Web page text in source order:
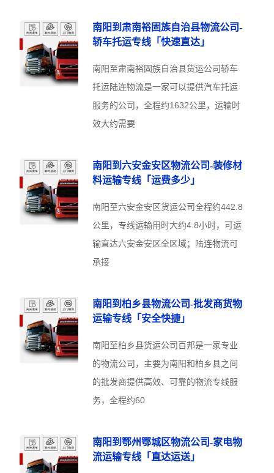
南阳到肃南裕固族自治县物流公司-
轿车托运专线「快速直达」
南阳至肃南裕固族自治县货运公司轿车
托运陆连物流是一家可以提供汽车托运
服务的公司，全程约1632公里，运输时
效大约需要
南阳到六安金安区物流公司-装修材
料运输专线「运费多少」
南阳至六安金安区货运公司全程约442.8
公里，专线运输用时大约4.8小时，可运
输直达六安金安区全区域；陆连物流可
承接
南阳到柏乡县物流公司-批发商货物
运输专线「安全快捷」
南阳至柏乡县货运公司百邦是一家专业
的物流公司，主要为南阳和柏乡县之间
的批发商提供高效、可靠的物流专线服
务，全程约60
南阳到鄂州鄂城区物流公司-家电物
流运输专线「直达运送」